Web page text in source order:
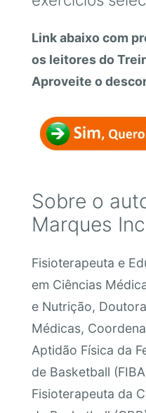
Link abaixo com
os leitores do
Aproveite o
Sobre o
Marques
Fisioterapeuta e
em Ciências
e Nutrição,
Médicas,
Aptidão Física da
de Basketball
Fisioterapeuta da